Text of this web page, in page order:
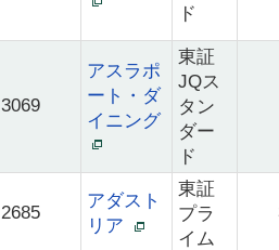
ド
3069
アスラポ
ート・ダ
イニング
東証
JQス
タン
ダー
ド
2685
アダスト
リア
東証
プラ
イム